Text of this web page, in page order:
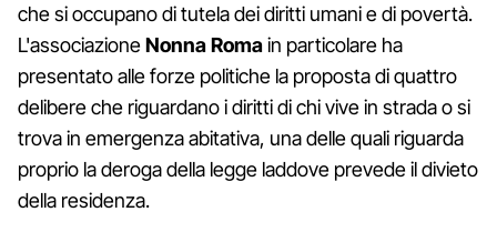
che si occupano di tutela dei diritti umani e di povertà.
L'associazioneNonna Romain particolare ha
presentato alle forze politiche la proposta di quattro
delibere che riguardano i diritti di chi vive in strada o si
trova in emergenza abitativa, una delle quali riguarda
proprio la deroga della legge laddove prevede il divieto
della residenza.